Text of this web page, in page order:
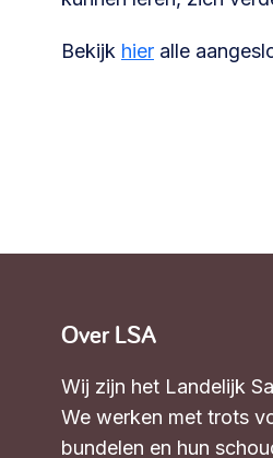
Bekijk hier alle
Over LSA
Wij zijn het Landelijk
We werken met trots
bundelen en hun